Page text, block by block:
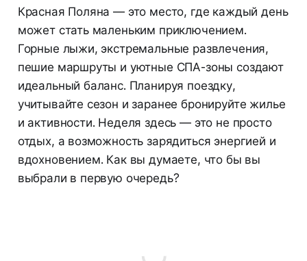
Красная Поляна — это место, где каждый день
может стать маленьким приключением.
Горные лыжи, экстремальные развлечения,
пешие маршруты и уютные СПА-зоны создают
идеальный баланс. Планируя поездку,
учитывайте сезон и заранее бронируйте жилье
и активности. Неделя здесь — это не просто
отдых, а возможность зарядиться энергией и
вдохновением. Как вы думаете, что бы вы
выбрали в первую очередь?